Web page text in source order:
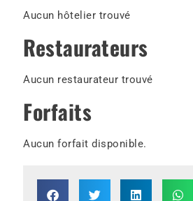
Aucun hôtelier trouvé
Restaurateurs
Aucun restaurateur trouvé
Forfaits
Aucun forfait disponible.